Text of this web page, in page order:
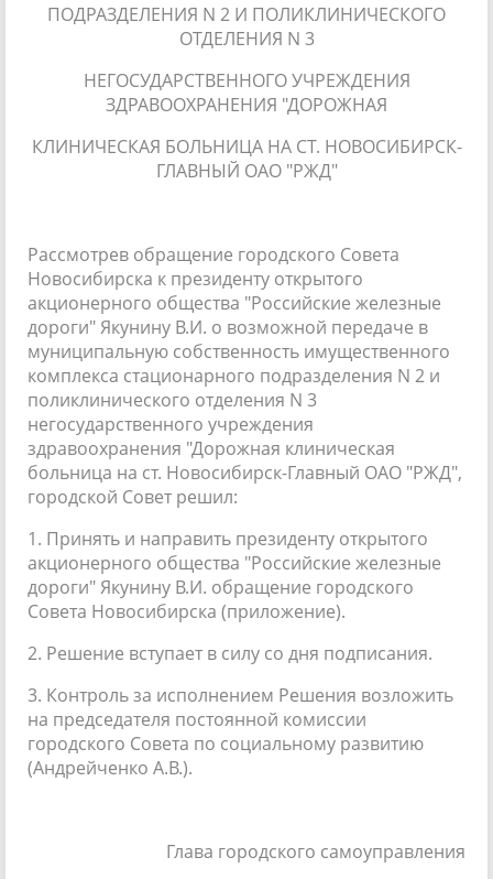
ПОДРАЗДЕЛЕНИЯ N 2 И ПОЛИКЛИНИЧЕСКОГО
ОТДЕЛЕНИЯ N 3
НЕГОСУДАРСТВЕННОГО УЧРЕЖДЕНИЯ
ЗДРАВООХРАНЕНИЯ "ДОРОЖНАЯ
КЛИНИЧЕСКАЯ БОЛЬНИЦА НА СТ. НОВОСИБИРСК-
ГЛАВНЫЙ ОАО "РЖД"
Рассмотрев обращение городского Совета
Новосибирска к президенту открытого
акционерного общества "Российские железные
дороги" Якунину В.И. о возможной передаче в
муниципальную собственность имущественного
комплекса стационарного подразделения N 2 и
поликлинического отделения N 3
негосударственного учреждения
здравоохранения "Дорожная клиническая
больница на ст. Новосибирск-Главный ОАО "РЖД",
городской Совет решил:
1. Принять и направить президенту открытого
акционерного общества "Российские железные
дороги" Якунину В.И. обращение городского
Совета Новосибирска (приложение).
2. Решение вступает в силу со дня подписания.
3. Контроль за исполнением Решения возложить
на председателя постоянной комиссии
городского Совета по социальному развитию
(Андрейченко А.В.).
Глава городского самоуправления